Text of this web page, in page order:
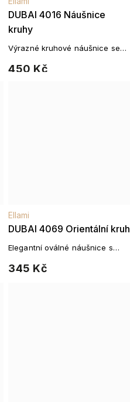
DUBAI 4016 Náušnice
kruhy
450 Kč
Výrazné kruhové náušnice se
DUBAI 4069 Orientální kruh
Ellami
345 Kč
Elegantní oválné náušnice s
pozlacené 14K zlatem